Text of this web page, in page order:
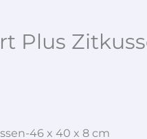
Plus
46 x 40 x 8 cm